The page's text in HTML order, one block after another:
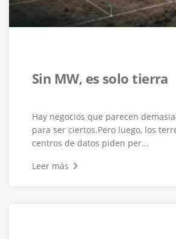
Sin MW, es solo tierra
Hay negocios que parecen
para ser ciertos.Pero luego, los
centros de datos piden per...
Leer más